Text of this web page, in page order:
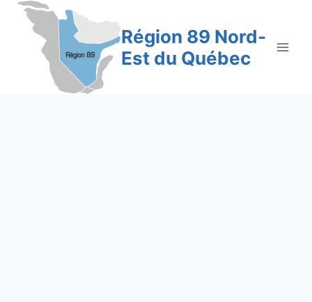
Aller
contenu
Région 89 Nord-
Est du Québec